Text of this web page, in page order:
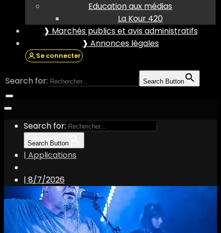
Education aux médias
La Kour 420
❱ Marchés publics et avis administratifs
❱ Annonces légales
Se connecter
Search for: Search Button
Search for:
Search Button
| Applications
| 8/7/2026